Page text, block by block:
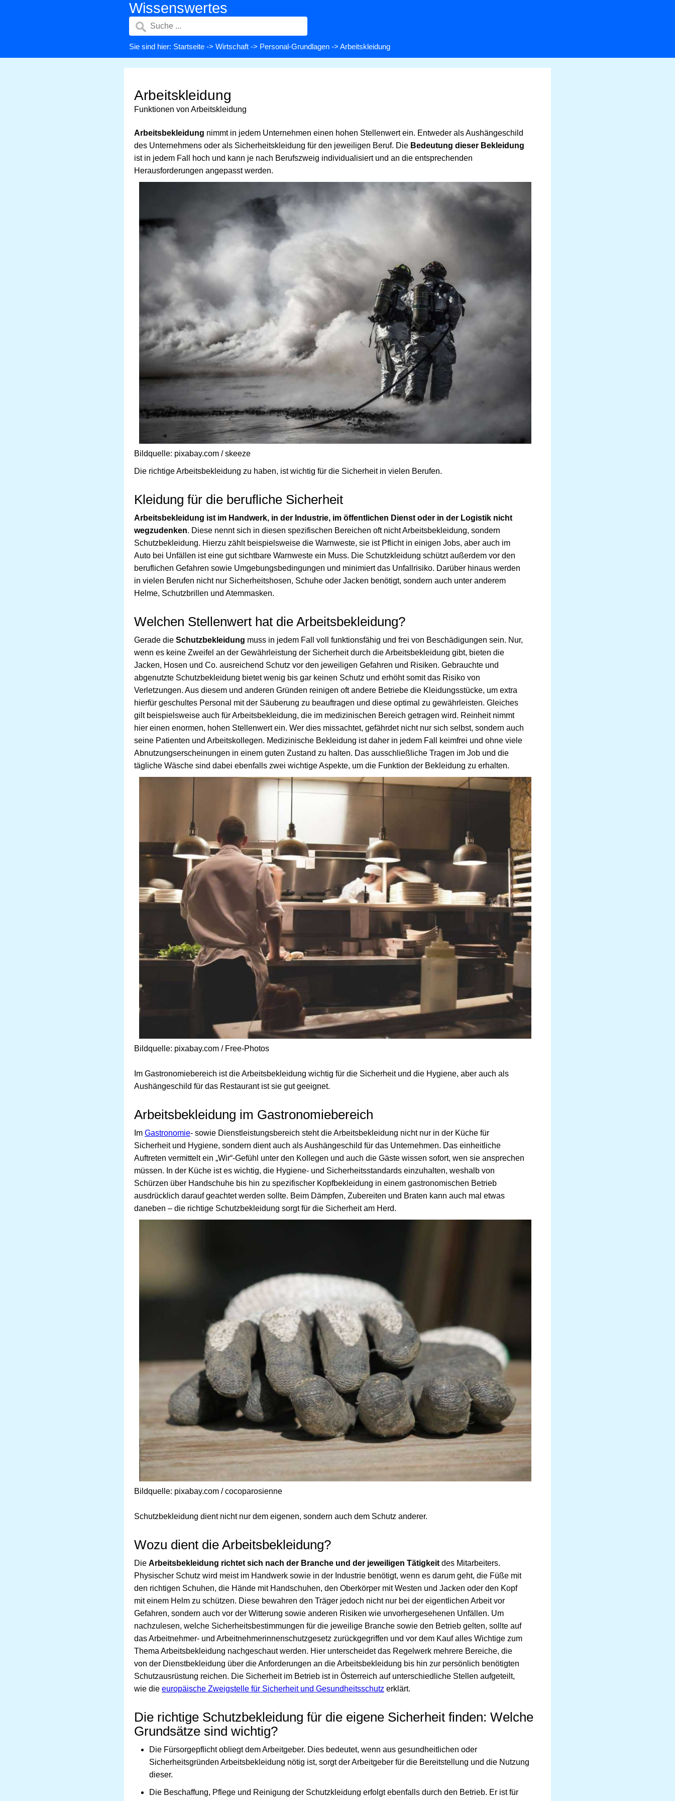
Wissenswertes
Sie sind hier: Startseite -> Wirtschaft -> Personal-Grundlagen -> Arbeitskleidung
Arbeitskleidung
Funktionen von Arbeitskleidung
Arbeitsbekleidung nimmt in jedem Unternehmen einen hohen Stellenwert ein. Entweder als Aushängeschild
des Unternehmens oder als Sicherheitskleidung für den jeweiligen Beruf. Die Bedeutung dieser Bekleidung
ist in jedem Fall hoch und kann je nach Berufszweig individualisiert und an die entsprechenden
Herausforderungen angepasst werden.
Bildquelle: pixabay.com / skeeze
Die richtige Arbeitsbekleidung zu haben, ist wichtig für die Sicherheit in vielen Berufen.
Kleidung für die berufliche Sicherheit
Arbeitsbekleidung ist im Handwerk, in der Industrie, im öffentlichen Dienst oder in der Logistik nicht
wegzudenken. Diese nennt sich in diesen spezifischen Bereichen oft nicht Arbeitsbekleidung, sondern
Schutzbekleidung. Hierzu zählt beispielsweise die Warnweste, sie ist Pflicht in einigen Jobs, aber auch im
Auto bei Unfällen ist eine gut sichtbare Warnweste ein Muss. Die Schutzkleidung schützt außerdem vor den
beruflichen Gefahren sowie Umgebungsbedingungen und minimiert das Unfallrisiko. Darüber hinaus werden
in vielen Berufen nicht nur Sicherheitshosen, Schuhe oder Jacken benötigt, sondern auch unter anderem
Helme, Schutzbrillen und Atemmasken.
Welchen Stellenwert hat die Arbeitsbekleidung?
Gerade die Schutzbekleidung muss in jedem Fall voll funktionsfähig und frei von Beschädigungen sein. Nur,
wenn es keine Zweifel an der Gewährleistung der Sicherheit durch die Arbeitsbekleidung gibt, bieten die
Jacken, Hosen und Co. ausreichend Schutz vor den jeweiligen Gefahren und Risiken. Gebrauchte und
abgenutzte Schutzbekleidung bietet wenig bis gar keinen Schutz und erhöht somit das Risiko von
Verletzungen. Aus diesem und anderen Gründen reinigen oft andere Betriebe die Kleidungsstücke, um extra
hierfür geschultes Personal mit der Säuberung zu beauftragen und diese optimal zu gewährleisten. Gleiches
gilt beispielsweise auch für Arbeitsbekleidung, die im medizinischen Bereich getragen wird. Reinheit nimmt
hier einen enormen, hohen Stellenwert ein. Wer dies missachtet, gefährdet nicht nur sich selbst, sondern auch
seine Patienten und Arbeitskollegen. Medizinische Bekleidung ist daher in jedem Fall keimfrei und ohne viele
Abnutzungserscheinungen in einem guten Zustand zu halten. Das ausschließliche Tragen im Job und die
tägliche Wäsche sind dabei ebenfalls zwei wichtige Aspekte, um die Funktion der Bekleidung zu erhalten.
Bildquelle: pixabay.com / Free-Photos
Im Gastronomiebereich ist die Arbeitsbekleidung wichtig für die Sicherheit und die Hygiene, aber auch als
Aushängeschild für das Restaurant ist sie gut geeignet.
Arbeitsbekleidung im Gastronomiebereich
Im Gastronomie- sowie Dienstleistungsbereich steht die Arbeitsbekleidung nicht nur in der Küche für
Sicherheit und Hygiene, sondern dient auch als Aushängeschild für das Unternehmen. Das einheitliche
Auftreten vermittelt ein „Wir“-Gefühl unter den Kollegen und auch die Gäste wissen sofort, wen sie ansprechen
müssen. In der Küche ist es wichtig, die Hygiene- und Sicherheitsstandards einzuhalten, weshalb von
Schürzen über Handschuhe bis hin zu spezifischer Kopfbekleidung in einem gastronomischen Betrieb
ausdrücklich darauf geachtet werden sollte. Beim Dämpfen, Zubereiten und Braten kann auch mal etwas
daneben – die richtige Schutzbekleidung sorgt für die Sicherheit am Herd.
Bildquelle: pixabay.com / cocoparosienne
Schutzbekleidung dient nicht nur dem eigenen, sondern auch dem Schutz anderer.
Wozu dient die Arbeitsbekleidung?
Die Arbeitsbekleidung richtet sich nach der Branche und der jeweiligen Tätigkeit des Mitarbeiters.
Physischer Schutz wird meist im Handwerk sowie in der Industrie benötigt, wenn es darum geht, die Füße mit
den richtigen Schuhen, die Hände mit Handschuhen, den Oberkörper mit Westen und Jacken oder den Kopf
mit einem Helm zu schützen. Diese bewahren den Träger jedoch nicht nur bei der eigentlichen Arbeit vor
Gefahren, sondern auch vor der Witterung sowie anderen Risiken wie unvorhergesehenen Unfällen. Um
nachzulesen, welche Sicherheitsbestimmungen für die jeweilige Branche sowie den Betrieb gelten, sollte auf
das Arbeitnehmer- und Arbeitnehmerinnenschutzgesetz zurückgegriffen und vor dem Kauf alles Wichtige zum
Thema Arbeitsbekleidung nachgeschaut werden. Hier unterscheidet das Regelwerk mehrere Bereiche, die
von der Dienstbekleidung über die Anforderungen an die Arbeitsbekleidung bis hin zur persönlich benötigten
Schutzausrüstung reichen. Die Sicherheit im Betrieb ist in Österreich auf unterschiedliche Stellen aufgeteilt,
wie die europäische Zweigstelle für Sicherheit und Gesundheitsschutz erklärt.
Die richtige Schutzbekleidung für die eigene Sicherheit finden: Welche
Grundsätze sind wichtig?
Die Fürsorgepflicht obliegt dem Arbeitgeber. Dies bedeutet, wenn aus gesundheitlichen oder
Sicherheitsgründen Arbeitsbekleidung nötig ist, sorgt der Arbeitgeber für die Bereitstellung und die Nutzung
dieser.
Die Beschaffung, Pflege und Reinigung der Schutzkleidung erfolgt ebenfalls durch den Betrieb. Er ist für